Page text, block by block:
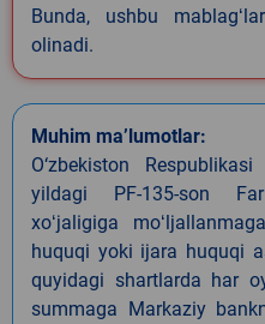
Bunda, ushbu
olinadi.
Muhim ma’lumotlar:
O‘zbekiston
yildagi PF-135-son
xoʻjaligiga
huquqi yoki ijara huquqi
quyidagi shartlarda har
summaga Markaziy